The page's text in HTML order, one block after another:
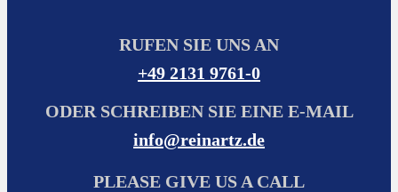
RUFEN SIE UNS AN
+49 2131 9761-0
ODER SCHREIBEN SIE EINE E-MAIL
info@reinartz.de
PLEASE GIVE US A CALL